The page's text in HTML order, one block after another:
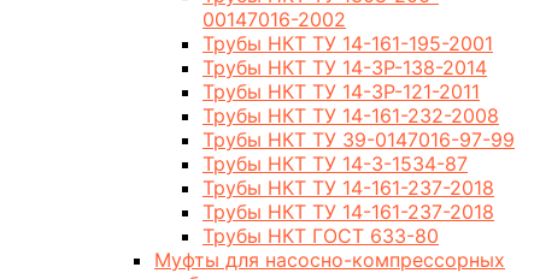
00147016-2002
Трубы НКТ ТУ 14-161-195-2001
Трубы НКТ ТУ 14-3Р-138-2014
Трубы НКТ ТУ 14-3Р-121-2011
Трубы НКТ ТУ 14-161-232-2008
Трубы НКТ ТУ 39-0147016-97-99
Трубы НКТ ТУ 14-3-1534-87
Трубы НКТ ТУ 14-161-237-2018
Трубы НКТ ТУ 14-161-237-2018
Трубы НКТ ГОСТ 633-80
Муфты для насосно-компрессорных